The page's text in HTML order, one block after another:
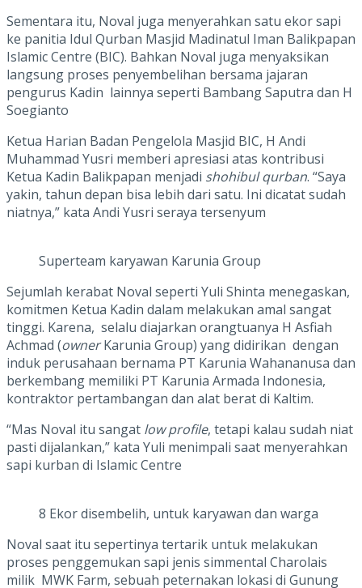
Sementara itu, Noval juga menyerahkan satu ekor sapi
ke panitia Idul Qurban Masjid Madinatul Iman Balikpapan
Islamic Centre (BIC). Bahkan Noval juga menyaksikan
langsung proses penyembelihan bersama jajaran
pengurus Kadin lainnya seperti Bambang Saputra dan H
Soegianto
Ketua Harian Badan Pengelola Masjid BIC, H Andi
Muhammad Yusri memberi apresiasi atas kontribusi
Ketua Kadin Balikpapan menjadi shohibul qurban. “Saya
yakin, tahun depan bisa lebih dari satu. Ini dicatat sudah
niatnya,” kata Andi Yusri seraya tersenyum
Superteam karyawan Karunia Group
Sejumlah kerabat Noval seperti Yuli Shinta menegaskan,
komitmen Ketua Kadin dalam melakukan amal sangat
tinggi. Karena, selalu diajarkan orangtuanya H Asfiah
Achmad (ownerKarunia Group) yang didirikan dengan
induk perusahaan bernama PT Karunia Wahananusa dan
berkembang memiliki PT Karunia Armada Indonesia,
kontraktor pertambangan dan alat berat di Kaltim.
“Mas Noval itu sangat low profile, tetapi kalau sudah niat
pasti dijalankan,” kata Yuli menimpali saat menyerahkan
sapi kurban di Islamic Centre
8 Ekor disembelih, untuk karyawan dan warga
Noval saat itu sepertinya tertarik untuk melakukan
proses penggemukan sapi jenis simmental Charolais
milik MWK Farm, sebuah peternakan lokasi di Gunung